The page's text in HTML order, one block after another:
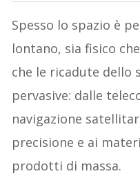
Spesso lo spazio è
lontano, sia fisico
che le ricadute dello
pervasive: dalle
navigazione
precisione e ai
prodotti di massa.